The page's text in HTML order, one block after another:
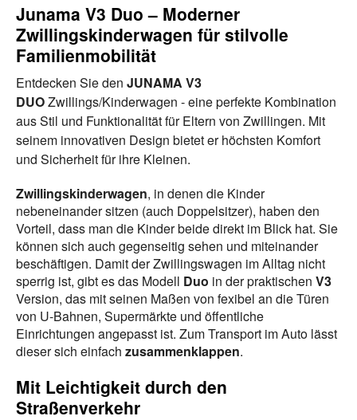
Junama V3 Duo – Moderner
Zwillingskinderwagen für stilvolle
Familienmobilität
Entdecken Sie den JUNAMA V3
DUOZwillings/Kinderwagen - eine perfekte Kombination
aus Stil und Funktionalität für Eltern von Zwillingen. Mit
seinem innovativen Design bietet er höchsten Komfort
und Sicherheit für ihre Kleinen.
Zwillingskinderwagen, in denen die Kinder
nebeneinander sitzen (auch Doppelsitzer), haben den
Vorteil, dass man die Kinder beide direkt im Blick hat. Sie
können sich auch gegenseitig sehen und miteinander
beschäftigen. Damit der Zwillingswagen im Alltag nicht
sperrig ist, gibt es das Modell Duo in der praktischen V3
Version, das mit seinen Maßen von fexibel an die Türen
von U-Bahnen, Supermärkte und öffentliche
Einrichtungen angepasst ist. Zum Transport im Auto lässt
dieser sich einfach zusammenklappen.
Mit Leichtigkeit durch den
Straßenverkehr